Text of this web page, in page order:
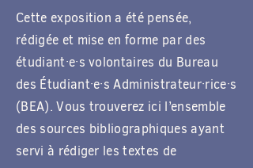
Cette exposition a été pensée,
rédigée et mise en forme par des
étudiant·e·s volontaires du Bureau
des Étudiant·e·s Administrateur·rice·s
(BEA). Vous trouverez ici l’ensemble
des sources bibliographiques ayant
servi à rédiger les textes de